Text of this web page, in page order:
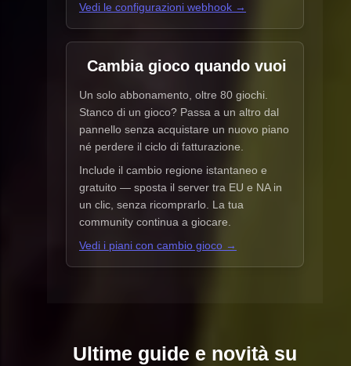
Vedi le configurazioni webhook →
Cambia gioco quando vuoi
Un solo abbonamento, oltre 80 giochi.
Stanco di un gioco? Passa a un altro dal
pannello senza acquistare un nuovo piano
né perdere il ciclo di fatturazione.
Include il cambio regione istantaneo e
gratuito — sposta il server tra EU e NA in
un clic, senza ricomprarlo. La tua
community continua a giocare.
Vedi i piani con cambio gioco →
Ultime guide e novità su